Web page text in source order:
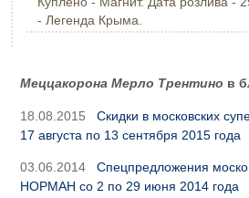
- Легенда Крыма.
Меццакорона Мерло Трентино в
18.08.2015
Скидки в московских
17 августа по 13 сентября 2015 года
03.06.2014
Спецпредложения
НОРМАН со 2 по 29 июня 2014 года